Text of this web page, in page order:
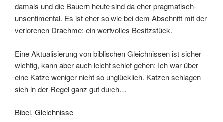
damals und die Bauern heute sind da eher pragmatisch-
unsentimental. Es ist eher so wie bei dem Abschnitt mit der
verlorenen Drachme: ein wertvolles Besitzstück.
Eine Aktualisierung von biblischen Gleichnissen ist sicher
wichtig, kann aber auch leicht schief gehen: Ich war über
eine Katze weniger nicht so unglücklich. Katzen schlagen
sich in der Regel ganz gut durch…
Bibel, Gleichnisse